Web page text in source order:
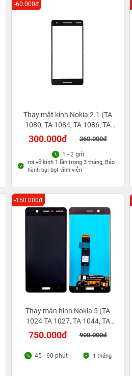
Thay mặt kính Nokia 2.1 (TA
1080, TA 1084, TA 1086, TA
1091, TA 1093)
300.000đ 360.000đ
-60.000đ
1 - 2 giờ
rơi vỡ kính 1 lần trong 3 tháng, Bảo
hành bụi bọt vĩnh viễn
Thay màn hình Nokia 5 (TA
1024 TA 1027, TA 1044, TA
1053)
750.000đ 900.000đ
-150.000đ
45 - 60 phút 1 tháng